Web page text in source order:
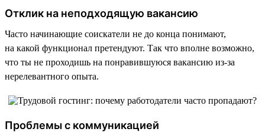
Отклик на неподходящую вакансию
Часто начинающие соискатели не до конца понимают,
на какой функционал претендуют. Так что вполне возможно,
что ты не проходишь на понравившуюся вакансию из-за
нерелевантного опыта.
Проблемы с коммуникацией